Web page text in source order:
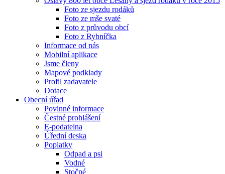
Foto ze sjezdu rodáků
Foto ze mše svaté
Foto z průvodu obcí
Foto z Rybníčka
Informace od nás
Mobilní aplikace
Jsme členy
Mapové podklady
Profil zadavatele
Dotace
Obecní úřad
Povinné informace
Čestné prohlášení
E-podatelna
Úřední deska
Poplatky
Odpad a psi
Vodné
Stočné